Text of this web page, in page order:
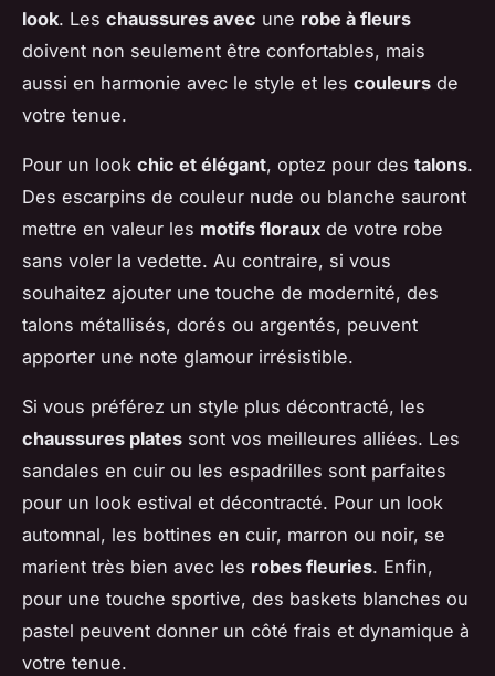
look. Les chaussures avec une robe à fleurs
doivent non seulement être confortables, mais
aussi en harmonie avec le style et les couleurs de
votre tenue.
Pour un look chic et élégant, optez pour des talons.
Des escarpins de couleur nude ou blanche sauront
mettre en valeur les motifs floraux de votre robe
sans voler la vedette. Au contraire, si vous
souhaitez ajouter une touche de modernité, des
talons métallisés, dorés ou argentés, peuvent
apporter une note glamour irrésistible.
Si vous préférez un style plus décontracté, les
chaussures plates sont vos meilleures alliées. Les
sandales en cuir ou les espadrilles sont parfaites
pour un look estival et décontracté. Pour un look
automnal, les bottines en cuir, marron ou noir, se
marient très bien avec les robes fleuries. Enfin,
pour une touche sportive, des baskets blanches ou
pastel peuvent donner un côté frais et dynamique à
votre tenue.